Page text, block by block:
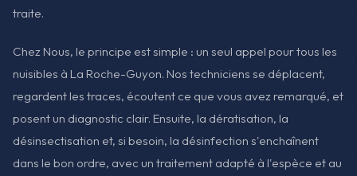
traite.
Chez Nous, le principe est simple : un seul appel pour tous les
nuisibles à La Roche-Guyon. Nos techniciens se déplacent,
regardent les traces, écoutent ce que vous avez remarqué, et
posent un diagnostic clair. Ensuite, la dératisation, la
désinsectisation et, si besoin, la désinfection s'enchaînent
dans le bon ordre, avec un traitement adapté à l'espèce et au